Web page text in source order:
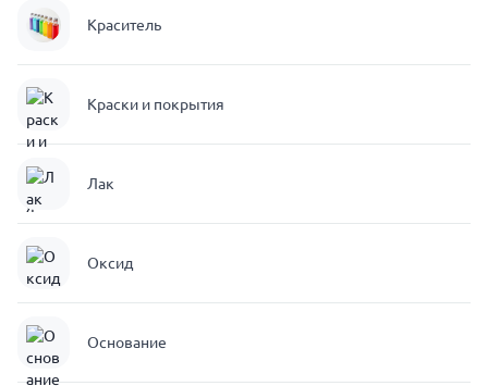
Краситель
Краски и покрытия
Лак
Оксид
Основание